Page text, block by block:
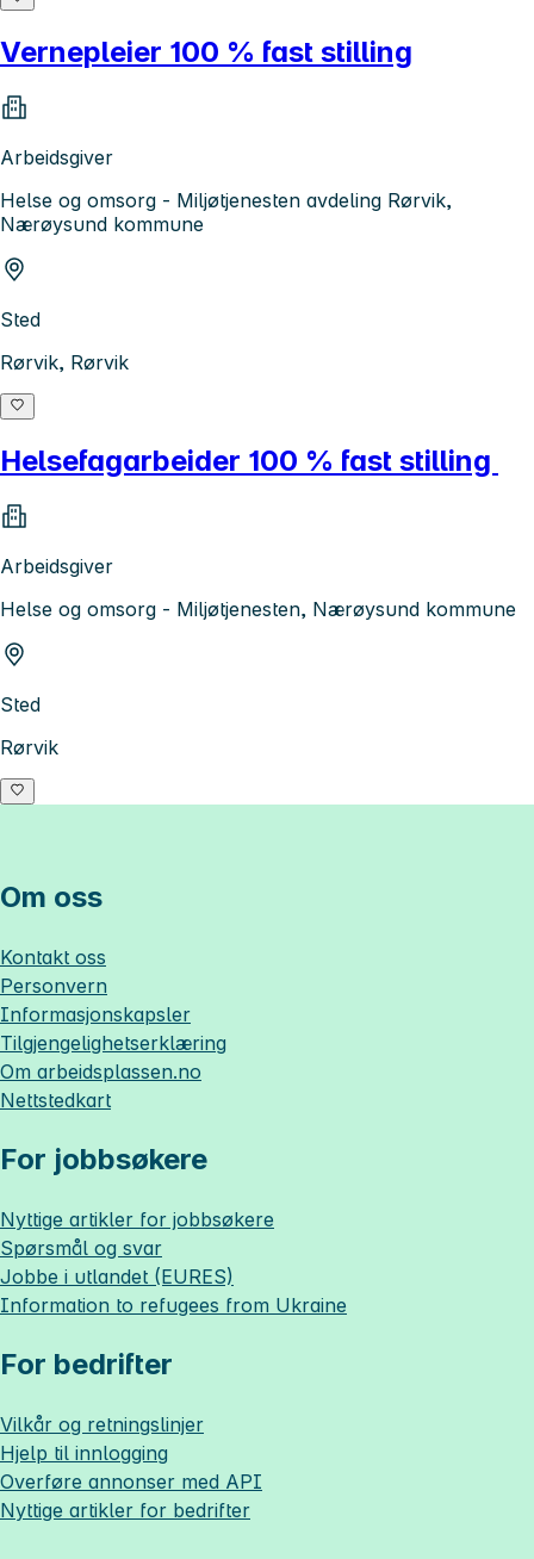
Vernepleier 100 % fast stilling
Arbeidsgiver
Helse og omsorg - Miljøtjenesten avdeling Rørvik,
Nærøysund kommune
Sted
Rørvik, Rørvik
Helsefagarbeider 100 % fast stilling
Arbeidsgiver
Helse og omsorg - Miljøtjenesten, Nærøysund kommune
Sted
Rørvik
Om oss
Kontakt oss
Personvern
Informasjonskapsler
Tilgjengelighetserklæring
Om arbeidsplassen.no
Nettstedkart
For jobbsøkere
Nyttige artikler for jobbsøkere
Spørsmål og svar
Jobbe i utlandet (EURES)
Information to refugees from Ukraine
For bedrifter
Vilkår og retningslinjer
Hjelp til innlogging
Overføre annonser med API
Nyttige artikler for bedrifter